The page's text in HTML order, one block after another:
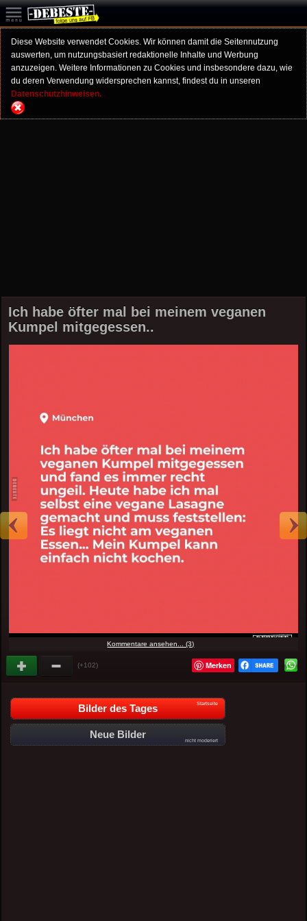
Diese Website verwendet Cookies. Wir können damit die Seitennutzung
auswerten, um nutzungsbasiert redaktionelle Inhalte und Werbung
anzuzeigen. Weitere Informationen zu Cookies und insbesondere dazu, wie
du deren Verwendung widersprechen kannst, findest du in unseren
Datenschutzhinweisen.
Ich habe öfter mal bei meinem veganen
Kumpel mitgegessen..
Kommentare ansehen... (3)
(+102) Merken
Bilder des Tages Startseite
Neue Bilder
nicht moderiert